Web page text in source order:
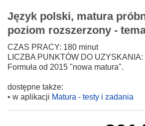
Język polski, matura
poziom rozszerzony -
CZAS PRACY: 180 minut
LICZBA PUNKTÓW DO UZYSKANIA:
Formuła od 2015 "nowa matura".
dostępne także:
• w aplikacji Matura - testy i zadania